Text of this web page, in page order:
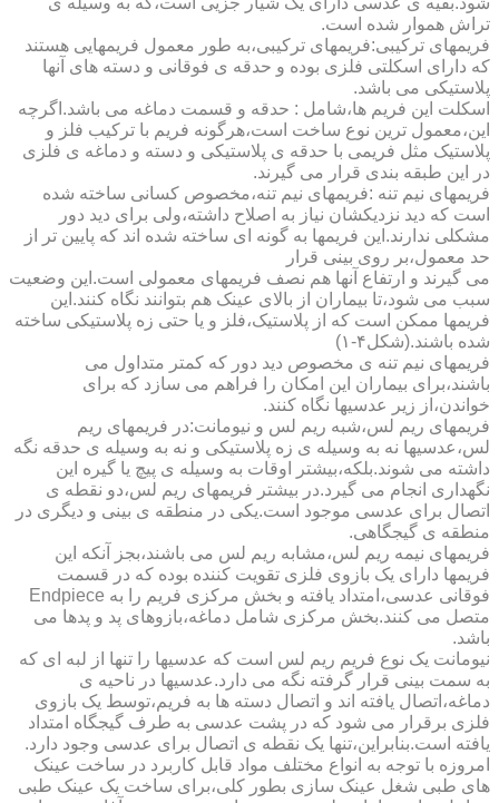
تراش هموار شده است.
فریمهای ترکیبی:فریمهای ترکیبی،به طور معمول فریمهایی هستند
که دارای اسکلتی فلزی بوده و حدقه ی فوقانی و دسته های آنها
پلاستیکی می باشد.
اسکلت این فریم ها،شامل : حدقه و قسمت دماغه می باشد.اگرچه
این،معمول ترین نوع ساخت است،هرگونه فریم با ترکیب فلز و
پلاستیک مثل فریمی با حدقه ی پلاستیکی و دسته و دماغه ی فلزی
در این طبقه بندی قرار می گیرند.
فریمهای نیم تنه :فریمهای نیم تنه،مخصوص کسانی ساخته شده
است که دید نزدیکشان نیاز به اصلاح داشته،ولی برای دید دور
مشکلی ندارند.این فریمها به گونه ای ساخته شده اند که پایین تر از
حد معمول،بر روی بینی قرار
می گیرند و ارتفاع آنها هم نصف فریمهای معمولی است.این وضعیت
سبب می شود،تا بیماران از بالای عینک هم بتوانند نگاه کنند.این
فریمها ممکن است که از پلاستیک،فلز و یا حتی زه پلاستیکی ساخته
شده باشند.(شکل۴-۱)
فریمهای نیم تنه ی مخصوص دید دور که کمتر متداول می
باشند،برای بیماران این امکان را فراهم می سازد که برای
خواندن،از زیر عدسیها نگاه کنند.
فریمهای ریم لس،شبه ریم لس و نیومانت:در فریمهای ریم
لس،عدسیها نه به وسیله ی زه پلاستیکی و نه به وسیله ی حدقه نگه
داشته می شوند.بلکه،بیشتر اوقات به وسیله ی پیچ یا گیره این
نگهداری انجام می گیرد.در بیشتر فریمهای ریم لس،دو نقطه ی
اتصال برای عدسی موجود است.یکی در منطقه ی بینی و دیگری در
منطقه ی گیجگاهی.
فریمهای نیمه ریم لس،مشابه ریم لس می باشند،بجز آنکه این
فریمها دارای یک بازوی فلزی تقویت کننده بوده که در قسمت
فوقانی عدسی،امتداد یافته و بخش مرکزی فریم را به Endpiece
متصل می کنند.بخش مرکزی شامل دماغه،بازوهای پد و پدها می
باشد.
نیومانت یک نوع فریم ریم لس است که عدسیها را تنها از لبه ای که
به سمت بینی قرار گرفته نگه می دارد.عدسیها در ناحیه ی
دماغه،اتصال یافته اند و اتصال دسته ها به فریم،توسط یک بازوی
فلزی برقرار می شود که در پشت عدسی به طرف گیجگاه امتداد
یافته است.بنابراین،تنها یک نقطه ی اتصال برای عدسی وجود دارد.
امروزه با توجه به انواع مختلف مواد قابل کاربرد در ساخت عینک
های طبی شغل عینک سازی بطور کلی،برای ساخت یک عینک طبی